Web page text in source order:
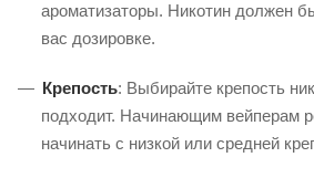
ароматизаторы. Никотин должен
вас дозировке.
Крепость: Выбирайте крепость
подходит. Начинающим вейперам
начинать с низкой или средней